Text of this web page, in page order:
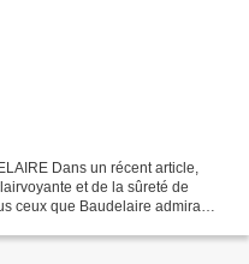
Dans un récent article,
et de la sûreté de
ceux que Baudelaire admira